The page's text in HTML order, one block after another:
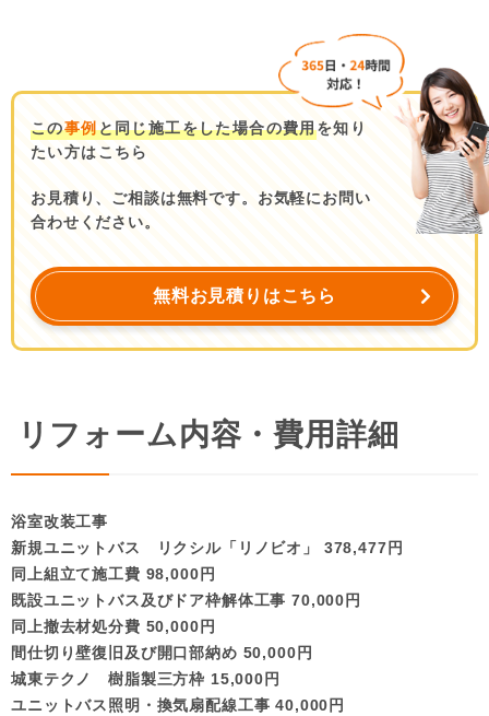
この事例と同じ施工をした場合の費用を知り
たい方はこちら
お見積り、ご相談は無料です。お気軽にお問い
合わせください。
無料お見積りはこちら
リフォーム内容・費用詳細
浴室改装工事
新規ユニットバス リクシル「リノビオ」 378,477円
同上組立て施工費 98,000円
既設ユニットバス及びドア枠解体工事 70,000円
同上撤去材処分費 50,000円
間仕切り壁復旧及び開口部納め 50,000円
城東テクノ 樹脂製三方枠 15,000円
ユニットバス照明・換気扇配線工事 40,000円